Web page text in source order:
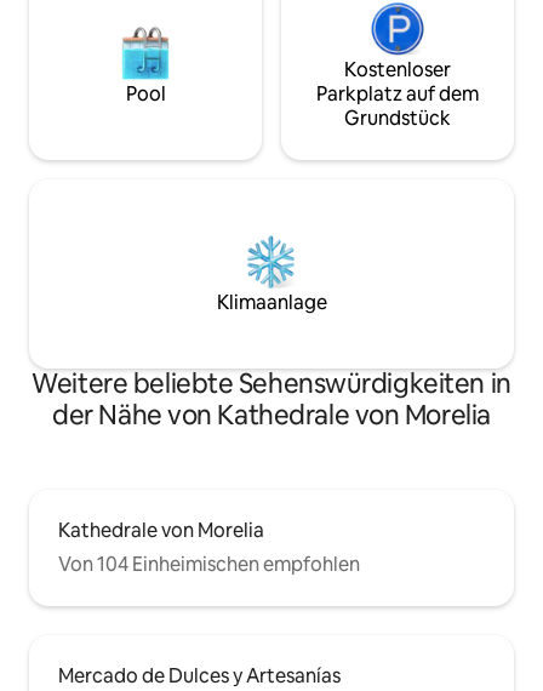
Pool
Kostenloser
Parkplatz auf dem
Grundstück
Klimaanlage
Weitere beliebte Sehenswürdigkeiten in
der Nähe von Kathedrale von Morelia
Kathedrale von Morelia
Von 104 Einheimischen empfohlen
Mercado de Dulces y Artesanías